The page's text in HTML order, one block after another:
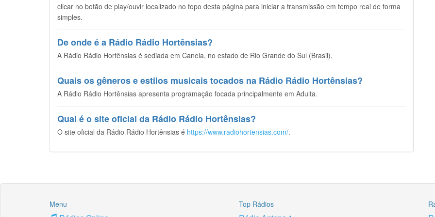
clicar no botão de play/ouvir localizado no topo desta página para iniciar a transmissão em tempo real de forma
simples.
De onde é a Rádio Rádio Hortênsias?
A Rádio Rádio Hortênsias é sediada em Canela, no estado de Rio Grande do Sul (Brasil).
Quais os gêneros e estilos musicais tocados na Rádio Rádio Hortênsias?
A Rádio Rádio Hortênsias apresenta programação focada principalmente em Adulta.
Qual é o site oficial da Rádio Rádio Hortênsias?
O site oficial da Rádio Rádio Hortênsias é https://www.radiohortensias.com/.
Menu Top Rádios